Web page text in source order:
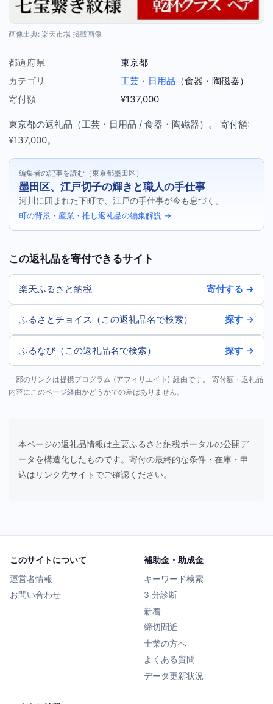
画像出典: 楽天市場 掲載画像
都道府県
東京都
カテゴリ
工芸・日用品 （食器・陶磁器）
寄付額
¥137,000
東京都の返礼品（工芸・日用品 / 食器・陶磁器）。 寄付額:
¥137,000。
編集者の記事を読む（東京都墨田区）
墨田区、江戸切子の輝きと職人の手仕事
河川に囲まれた下町で、江戸の手仕事が今も息づく。
町の背景・産業・推し返礼品の編集解説 →
この返礼品を寄付できるサイト
楽天ふるさと納税 寄付する →
ふるさとチョイス（この返礼品名で検索） 探す →
ふるなび（この返礼品名で検索） 探す →
一部のリンクは提携プログラム (アフィリエイト) 経由です。 寄付額・返礼品
内容にこのページ経由かどうかでの差はありません。
本ページの返礼品情報は主要ふるさと納税ポータルの公開デ
ータを構造化したものです。寄付の最終的な条件・在庫・申
込はリンク先サイトでご確認ください。
このサイトについて
運営者情報
お問い合わせ
補助金・助成金
キーワード検索
3 分診断
新着
締切間近
士業の方へ
よくある質問
データ更新状況